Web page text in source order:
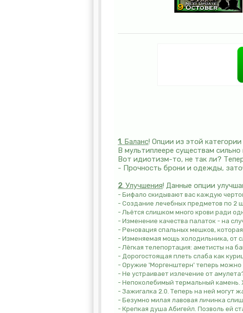
1. Баланс! Опции из этой
В мультиплеере существам
Вот идиотизм-то, не так ли?
- Прочность брони и одежды,
2. Улучшения! Данные опции
- Бифало скидывают вас каждую
- Создание лечебных предметов по 2
- Льётся слишком много крови ради
- Изменение качества палаток - на
- Реновация спальных мешков,
- Изменяемая мощь холодильника, от
- Лёгкая телепортация: аметисты на
- Дорогостоящая плеть слаба как
- Оружие 'Моргенштерн' теперь можно
- Не устраивает излечение от
- Непоколебимый термальный камень.
- Зажигалка 2.0. Теперь на ней могут
- Безумно милая лавовая личинка
- Крепкая душа Абигейл. Позволь ей